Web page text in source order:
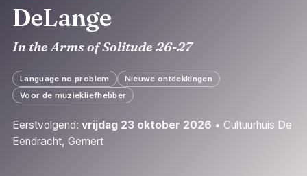
DeLange
In the Arms of Solitude 26-27
Language no problem
Nieuwe ontdekkingen
Voor de muziekliefhebber
Eerstvolgend: vrijdag 23 oktober 2026 • Cultuurhuis De
Eendracht, Gemert